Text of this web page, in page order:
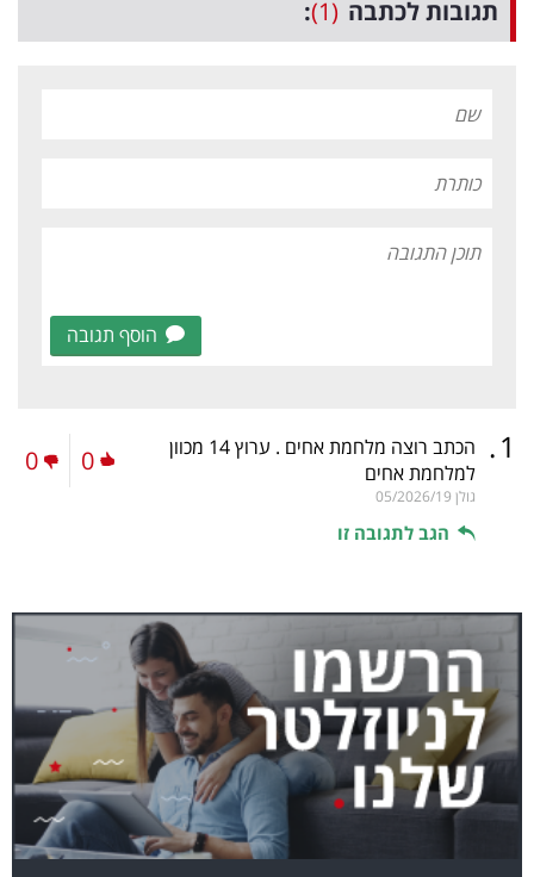
תגובות לכתבה (1)
:
הוסף תגובה
1
.
הכתב רוצה מלחמת אחים . ערוץ 14 מכוון
למלחמת אחים
גולן 05/2026/19
הגב לתגובה זו
0
0